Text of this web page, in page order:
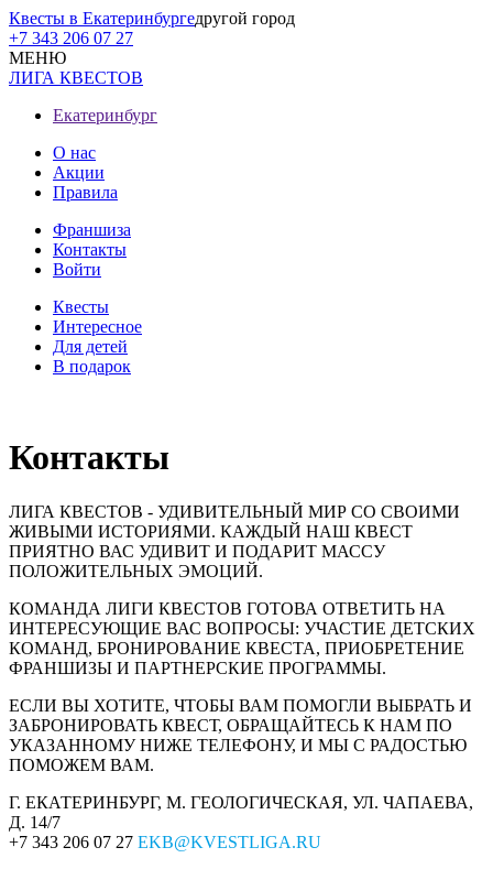
Квесты в Екатеринбургедругой город
+7 343 206 07 27
МЕНЮ
ЛИГА КВЕСТОВ
Екатеринбург
О нас
Акции
Правила
Франшиза
Контакты
Войти
Квесты
Интересное
Для детей
В подарок
Контакты
ЛИГА КВЕСТОВ - УДИВИТЕЛЬНЫЙ МИР СО СВОИМИ
ЖИВЫМИ ИСТОРИЯМИ. КАЖДЫЙ НАШ КВЕСТ
ПРИЯТНО ВАС УДИВИТ И ПОДАРИТ МАССУ
ПОЛОЖИТЕЛЬНЫХ ЭМОЦИЙ.
КОМАНДА ЛИГИ КВЕСТОВ ГОТОВА ОТВЕТИТЬ НА
ИНТЕРЕСУЮЩИЕ ВАС ВОПРОСЫ: УЧАСТИЕ ДЕТСКИХ
КОМАНД, БРОНИРОВАНИЕ КВЕСТА, ПРИОБРЕТЕНИЕ
ФРАНШИЗЫ И ПАРТНЕРСКИЕ ПРОГРАММЫ.
ЕСЛИ ВЫ ХОТИТЕ, ЧТОБЫ ВАМ ПОМОГЛИ ВЫБРАТЬ И
ЗАБРОНИРОВАТЬ КВЕСТ, ОБРАЩАЙТЕСЬ К НАМ ПО
УКАЗАННОМУ НИЖЕ ТЕЛЕФОНУ, И МЫ С РАДОСТЬЮ
ПОМОЖЕМ ВАМ.
Г. ЕКАТЕРИНБУРГ, М. ГЕОЛОГИЧЕСКАЯ, УЛ. ЧАПАЕВА,
Д. 14/7
+7 343 206 07 27 EKB@KVESTLIGA.RU